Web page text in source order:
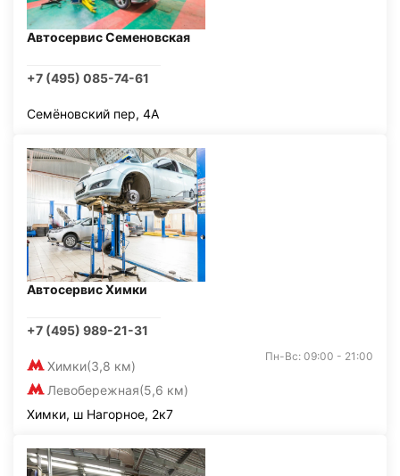
Автосервис Семеновская
+7 (495) 085-74-61
Семёновский пер, 4А
Автосервис Химки
+7 (495) 989-21-31
Химки(3,8 км)
Левобережная(5,6 км)
Пн-Вс: 09:00 - 21:00
Химки, ш Нагорное, 2к7